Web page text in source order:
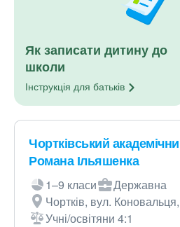
Як записати дитину до
школи
Інструкція для батьків
Чортківський
Романа Ільяшенка
1–9 класи
Державна
Чортків, вул.
Учні/освітяни 4:1